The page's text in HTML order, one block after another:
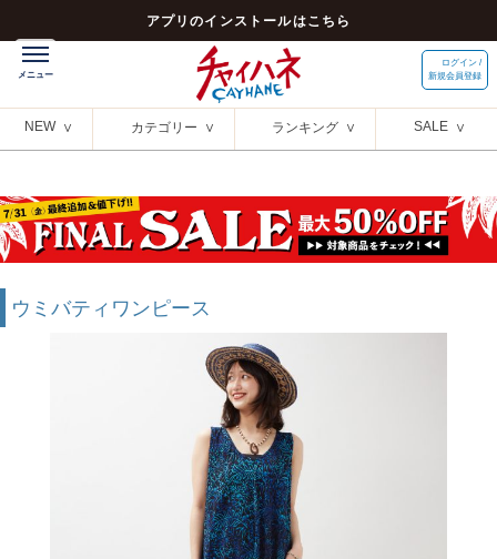
アプリのインストールはこちら
ログイン /
新規会員登録
NEW カテゴリー ランキング SALE
ウミバティワンピース